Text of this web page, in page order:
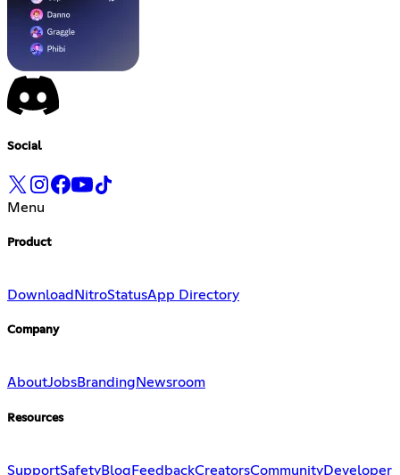
Social
Menu
Product
Download NitroStatusApp Directory
Company
AboutJobsBranding Newsroom
Resources
SupportSafetyBlog FeedbackCreatorsCommunityDeveloper